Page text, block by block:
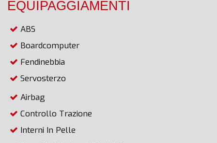
EQUIPAGGIAMENTI
ABS
Boardcomputer
Fendinebbia
Servosterzo
Airbag
Controllo Trazione
Interni In Pelle